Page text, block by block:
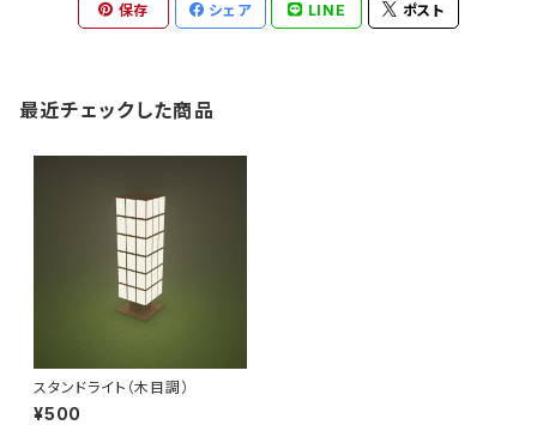
保存 シェア LINE ポスト
最近チェックした商品
スタンドライト（木目調）
¥500